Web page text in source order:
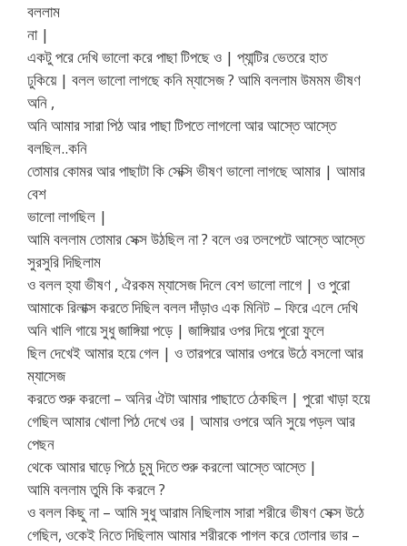
বললাম
না |
একটু পরে দেখি ভালো করে পাছা টিপছে ও | প্যান্টির ভেতরে হাত
ঢুকিয়ে | বলল ভালো লাগছে কনি ম্যাসেজ ? আমি বললাম উমমম ভীষণ
অনি ,
অনি আমার সারা পিঠ আর পাছা টিপতে লাগলো আর আস্তে আস্তে
বলছিল..কনি
তোমার কোমর আর পাছাটা কি সেক্সি ভীষণ ভালো লাগছে আমার | আমার
বেশ
ভালো লাগছিল |
আমি বললাম তোমার সেক্স উঠছিল না ? বলে ওর তলপেটে আস্তে আস্তে
সুরসুরি দিছিলাম
ও বলল হ্যা ভীষণ , ঐরকম ম্যাসেজ দিলে বেশ ভালো লাগে | ও পুরো
আমাকে রিলাক্স করতে দিছিল বলল দাঁড়াও এক মিনিট – ফিরে এলে দেখি
অনি খালি গায়ে সুধু জাঙ্গিয়া পড়ে | জাঙ্গিয়ার ওপর দিয়ে পুরো ফুলে
ছিল দেখেই আমার হয়ে গেল | ও তারপরে আমার ওপরে উঠে বসলো আর
ম্যাসেজ
করতে শুরু করলো – অনির ঐটা আমার পাছাতে ঠেকছিল | পুরো খাড়া হয়ে
গেছিল আমার খোলা পিঠ দেখে ওর | আমার ওপরে অনি সুয়ে পড়ল আর
পেছন
থেকে আমার ঘাড়ে পিঠে চুমু দিতে শুরু করলো আস্তে আস্তে |
আমি বললাম তুমি কি করলে ?
ও বলল কিছু না – আমি সুধু আরাম নিছিলাম সারা শরীরে ভীষণ সেক্স উঠে
গেছিল, ওকেই নিতে দিছিলাম আমার শরীরকে পাগল করে তোলার ভার –